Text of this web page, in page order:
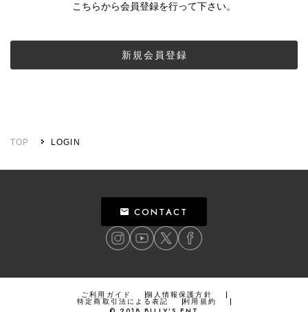
こちらから会員登録を行って下さい。
新規会員登録
TOP LOGIN
CONTACT
ご利用ガイド 個人情報保護方針
特定商取引法による表記
利用規約